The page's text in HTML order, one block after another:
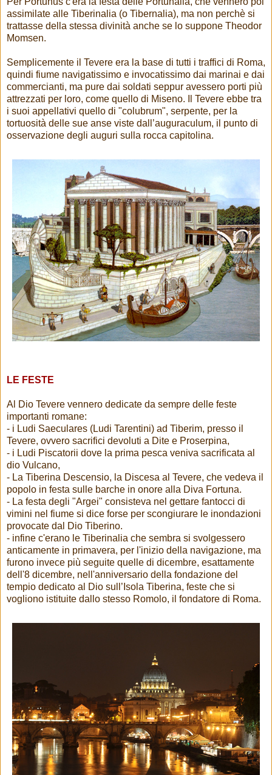
assimilate alle Tiberinalia (o Tibernalia), ma non perchè si
trattasse della stessa divinità anche se lo suppone Theodor
Momsen.
Semplicemente il Tevere era la base di tutti i traffici di Roma,
quindi fiume navigatissimo e invocatissimo dai marinai e dai
commercianti, ma pure dai soldati seppur avessero porti più
attrezzati per loro, come quello di Miseno. Il Tevere ebbe tra
i suoi appellativi quello di "colubrum", serpente, per la
tortuosità delle sue anse viste dall’auguraculum, il punto di
osservazione degli auguri sulla rocca capitolina.
LE FESTE
Al Dio Tevere vennero dedicate da sempre delle feste
importanti romane:
- i Ludi Saeculares (Ludi Tarentini) ad Tiberim, presso il
Tevere, ovvero sacrifici devoluti a Dite e Proserpina,
- i Ludi Piscatorii dove la prima pesca veniva sacrificata al
dio Vulcano,
- La Tiberina Descensio, la Discesa al Tevere, che vedeva il
popolo in festa sulle barche in onore alla Diva Fortuna.
- La festa degli "Argei" consisteva nel gettare fantocci di
vimini nel fiume si dice forse per scongiurare le inondazioni
provocate dal Dio Tiberino.
- infine c'erano le Tiberinalia che sembra si svolgessero
anticamente in primavera, per l'inizio della navigazione, ma
furono invece più seguite quelle di dicembre, esattamente
dell'8 dicembre, nell'anniversario della fondazione del
tempio dedicato al Dio sull’Isola Tiberina, feste che si
vogliono istituite dallo stesso Romolo, il fondatore di Roma.